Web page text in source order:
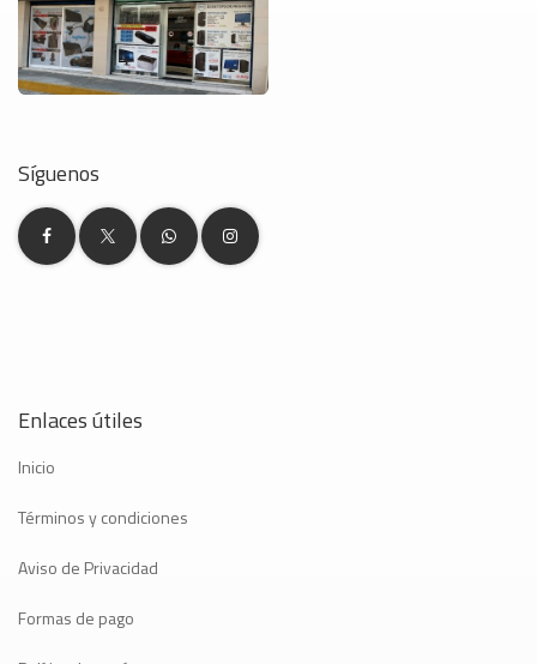
Síguenos
Enlaces útiles
Inicio
Términos y condiciones
Aviso de Privacidad
Formas de pago